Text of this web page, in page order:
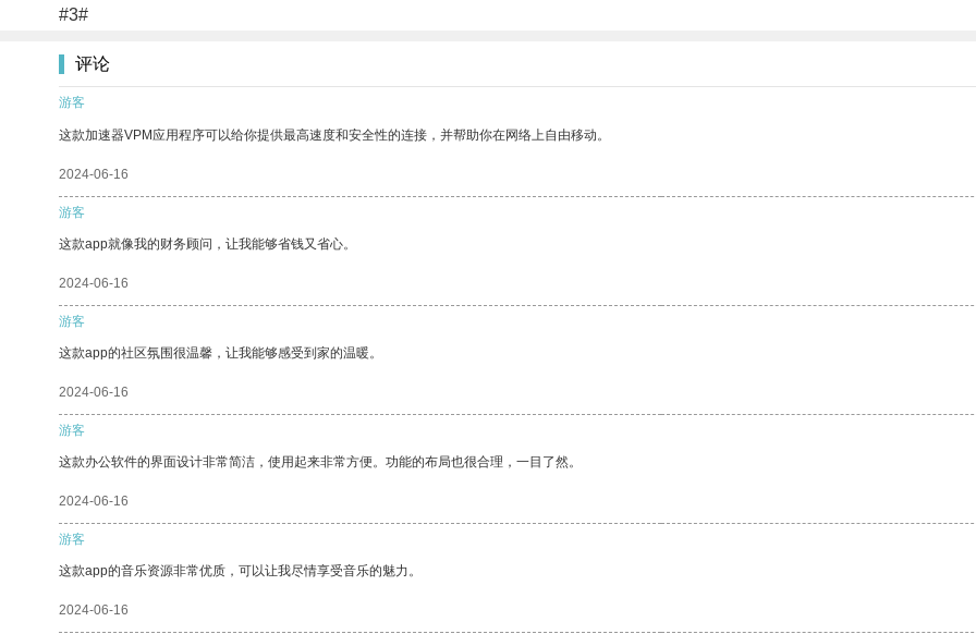
#3#
评论
游客
这款加速器VPM应用程序可以给你提供最高速度和安全性的连接，并帮助你在网络上自由移动。
2024-06-16
游客
这款app就像我的财务顾问，让我能够省钱又省心。
2024-06-16
游客
这款app的社区氛围很温馨，让我能够感受到家的温暖。
2024-06-16
游客
这款办公软件的界面设计非常简洁，使用起来非常方便。功能的布局也很合理，一目了然。
2024-06-16
游客
这款app的音乐资源非常优质，可以让我尽情享受音乐的魅力。
2024-06-16